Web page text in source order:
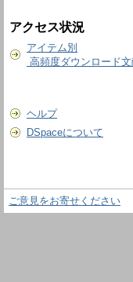
アクセス状況
アイテム別
高頻度ダウンロード
ヘルプ
DSpaceについて
ご意見をお寄せください